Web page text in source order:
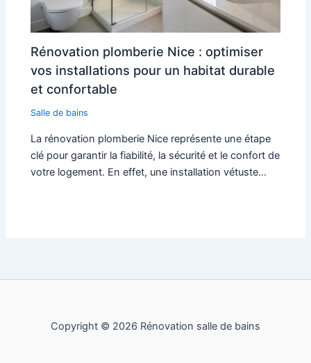
Rénovation plomberie Nice : optimiser
vos installations pour un habitat durable
et confortable
Salle de bains
La rénovation plomberie Nice représente une étape
clé pour garantir la fiabilité, la sécurité et le confort de
votre logement. En effet, une installation vétuste…
Copyright © 2026 Rénovation salle de bains